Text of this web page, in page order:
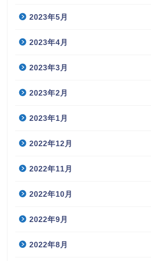
2023年5月
2023年4月
2023年3月
2023年2月
2023年1月
2022年12月
2022年11月
2022年10月
2022年9月
2022年8月